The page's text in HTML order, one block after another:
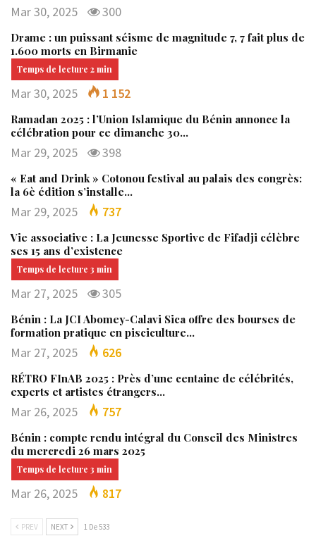
Mar 30, 2025 300
Drame : un puissant séisme de magnitude 7, 7 fait plus de
1.600 morts en Birmanie
Mar 30, 2025 1 152
Ramadan 2025 : l’Union Islamique du Bénin annonce la
célébration pour ce dimanche 30…
Mar 29, 2025 398
« Eat and Drink » Cotonou festival au palais des congrès:
la 6è édition s’installe…
Mar 29, 2025 737
Vie associative : La Jeunesse Sportive de Fifadji célèbre
ses 15 ans d’existence
Mar 27, 2025 305
Bénin : La JCI Abomey-Calavi Sica offre des bourses de
formation pratique en pisciculture…
Mar 27, 2025 626
RÉTRO FInAB 2025 : Près d’une centaine de célébrités,
experts et artistes étrangers…
Mar 26, 2025 757
Bénin : compte rendu intégral du Conseil des Ministres
du mercredi 26 mars 2025
Mar 26, 2025 817
PREV NEXT 1 De 533